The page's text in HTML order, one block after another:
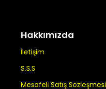
Hakkımızda
İletişim
S.S.S
Mesafeli Satış Sözleşmesi